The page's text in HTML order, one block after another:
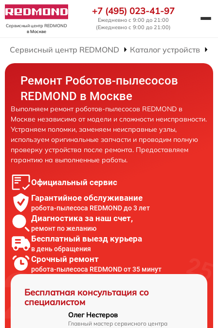
Сервисный центр REDMOND
в Москве
+7 (495) 023-41-97
Ежедневно с 9:00 до 21:00
(Ежедневно с 9:00 до 21:00)
Сервисный центр REDMOND Каталог устройств
Ремонт Роботов-пылесосов
REDMOND в Москве
Выполняем ремонт роботов-пылесосов REDMOND в
Москве независимо от модели и сложности неисправности.
Устраняем поломки, заменяем неисправные узлы,
используем оригинальные запчасти и проводим полную
проверку устройства после ремонта. Предоставляем
гарантию на выполненные работы.
Официальный сервис
Гарантийное обслуживание
робота-пылесоса REDMOND до 3 лет
Диагностика за наш счет,
ремонт по желанию
Бесплатный выезд курьера
в день обращения
Срочный ремонт
робота-пылесоса REDMOND от 35 минут
Бесплатная консультация со
специалистом
Олег Нестеров
Главный мастер сервисного центра